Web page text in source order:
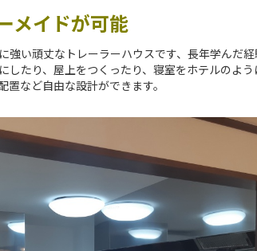
メイドが可能
強い頑丈なトレーラーハウスです、長年学んだ
したり、屋上をつくったり、寝室をホテルのよ
など自由な設計ができます。